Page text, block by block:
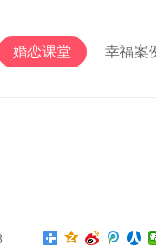
婚恋课堂 幸福案